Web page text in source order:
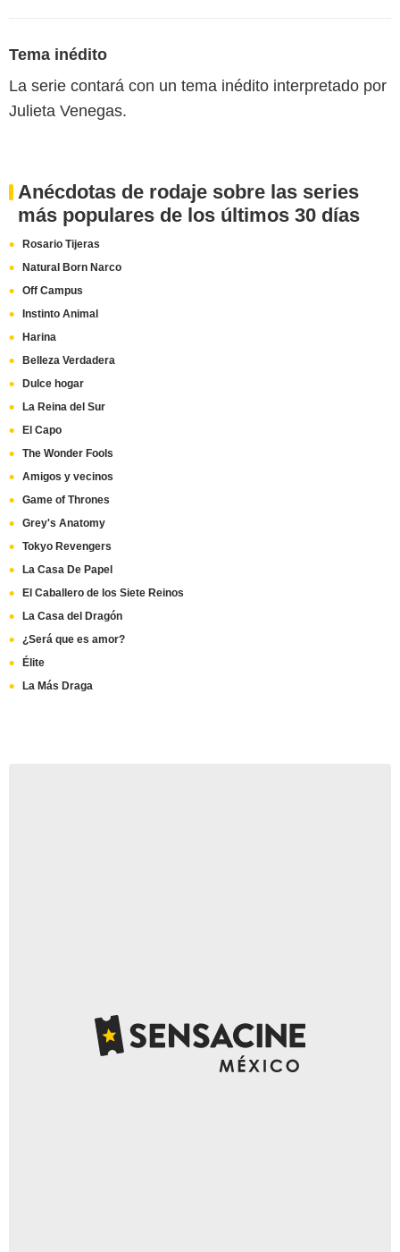
Tema inédito
La serie contará con un tema inédito interpretado por
Julieta Venegas.
Anécdotas de rodaje sobre las series
más populares de los últimos 30 días
Rosario Tijeras
Natural Born Narco
Off Campus
Instinto Animal
Harina
Belleza Verdadera
Dulce hogar
La Reina del Sur
El Capo
The Wonder Fools
Amigos y vecinos
Game of Thrones
Grey's Anatomy
Tokyo Revengers
La Casa De Papel
El Caballero de los Siete Reinos
La Casa del Dragón
¿Será que es amor?
Élite
La Más Draga